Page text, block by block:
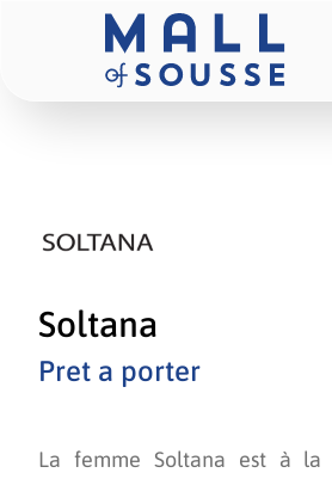
Soltana
Pret a porter
La femme Soltana est à la